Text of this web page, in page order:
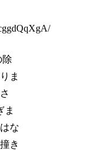
除
ま
ま
な
き